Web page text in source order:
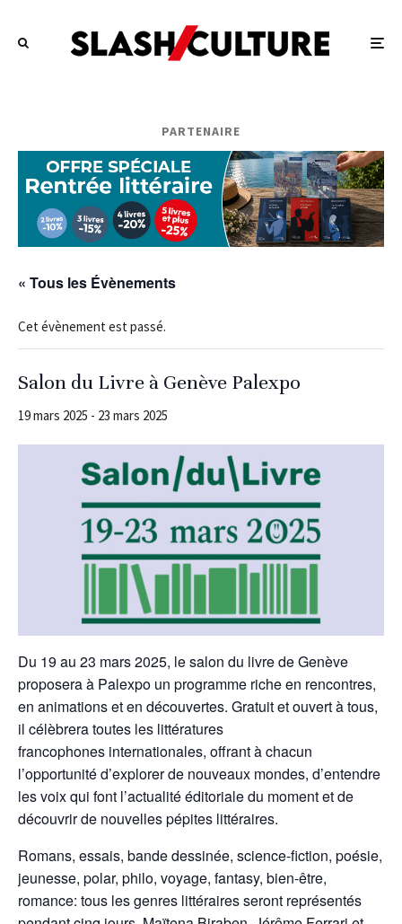
PARTENAIRE
« Tous les Évènements
Cet évènement est passé.
Salon du Livre à Genève Palexpo
19 mars 2025 - 23 mars 2025
Du 19 au 23 mars 2025, le salon du livre de Genève
proposera à Palexpo un programme riche en rencontres,
en animations et en découvertes. Gratuit et ouvert à tous,
il célèbrera toutes les littératures
francophones internationales, offrant à chacun
l’opportunité d’explorer de nouveaux mondes, d’entendre
les voix qui font l’actualité éditoriale du moment et de
découvrir de nouvelles pépites littéraires.
Romans, essais, bande dessinée, science-fiction, poésie,
jeunesse, polar, philo, voyage, fantasy, bien-être,
romance: tous les genres littéraires seront représentés